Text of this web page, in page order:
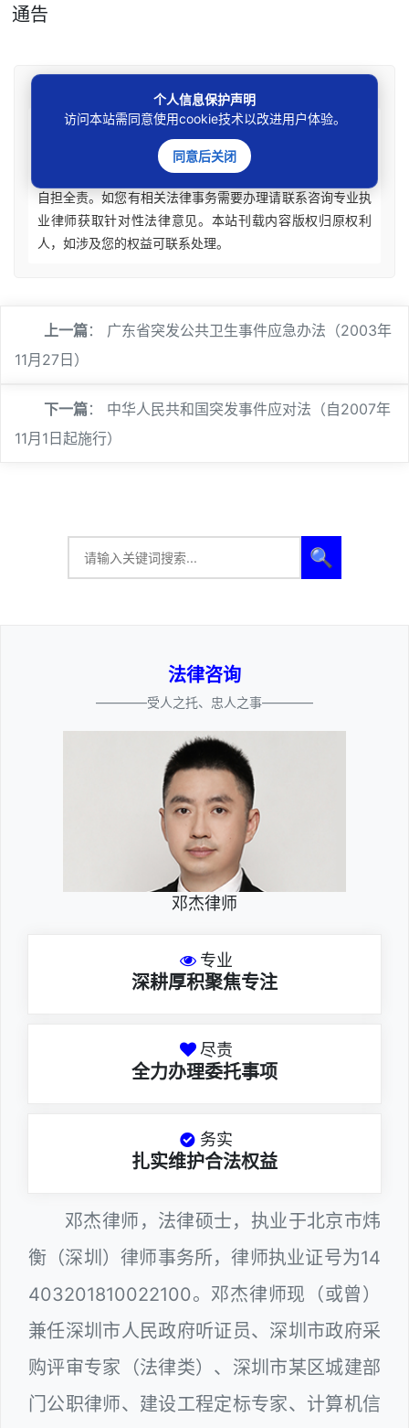
通告
免责声明
本站所刊资讯仅为学术观点交流，不构成任何形式法律
意见建议。法律适用存在地域、时效、个案等差异，请勿生
搬硬套处理具体个案纠纷，由此产生的一切法律后果皆由您
自担全责。如您有相关法律事务需要办理请联系咨询专业执
业律师获取针对性法律意见。本站刊载内容版权归原权利
人，如涉及您的权益可联系处理。
上一篇： 广东省突发公共卫生事件应急办法（2003年
11月27日）
下一篇： 中华人民共和国突发事件应对法（自2007年
11月1日起施行）
🔍
法律咨询
————受人之托、忠人之事————
邓杰律师
专业
深耕厚积聚焦专注
尽责
全力办理委托事项
务实
扎实维护合法权益
邓杰律师，法律硕士，执业于北京市炜
衡（深圳）律师事务所，律师执业证号为14
403201810022100。邓杰律师现（或曾）
兼任深圳市人民政府听证员、深圳市政府采
购评审专家（法律类）、深圳市某区城建部
门公职律师、建设工程定标专家、计算机信
个人信息保护声明
访问本站需同意使用cookie技术以改进用户体验。
同意后关闭